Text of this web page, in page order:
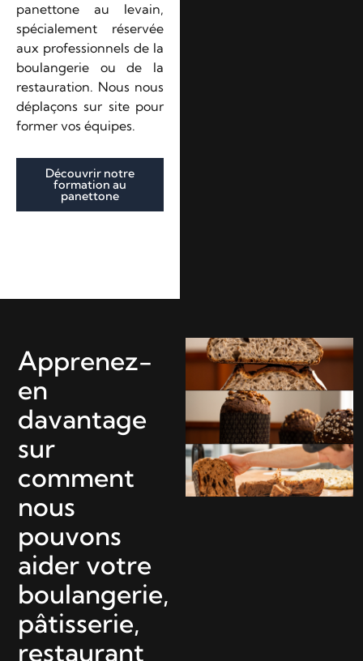
panettone au levain,
spécialement réservée
aux professionnels de la
boulangerie ou de la
restauration. Nous nous
déplaçons sur site pour
former vos équipes.
Découvrir notre
formation au
panettone
Apprenez-
en
davantage
sur
comment
nous
pouvons
aider votre
boulangerie,
pâtisserie,
restaurant